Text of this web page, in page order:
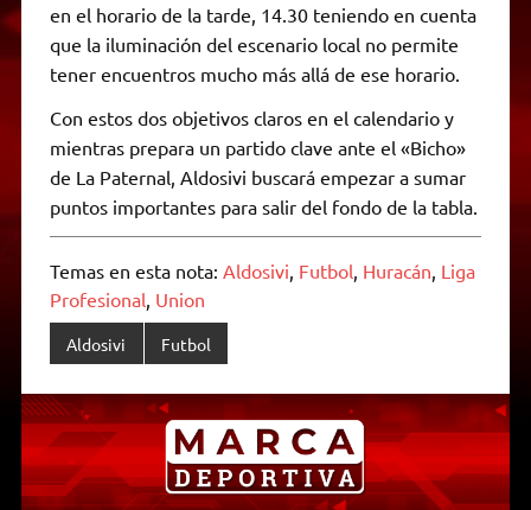
en el horario de la tarde, 14.30 teniendo en cuenta
que la iluminación del escenario local no permite
tener encuentros mucho más allá de ese horario.
Con estos dos objetivos claros en el calendario y
mientras prepara un partido clave ante el «Bicho»
de La Paternal, Aldosivi buscará empezar a sumar
puntos importantes para salir del fondo de la tabla.
Temas en esta nota: Aldosivi Futbol Huracán Liga
Profesional Union
Aldosivi Futbol